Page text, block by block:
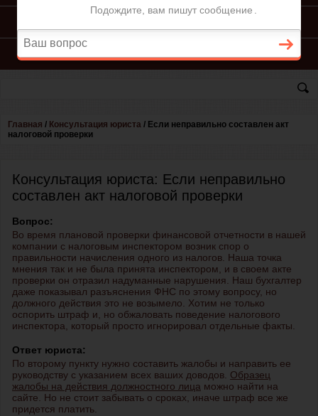
КОНСУЛЬТАЦИЯ ЮРИСТА
Главная / Консультация юриста / Если неправильно составлен акт
налоговой проверки
Консультация юриста: Если неправильно
составлен акт налоговой проверки
Вопрос:
Во время плановой проверки финансовой отчетности в нашей
компании с налоговым инспектором возник спор о
правильности начисления одного из налогов. Наша точка
мнения так и не была принята инспектором, и в своем акте
проверки он отразил надуманные нарушения. Наш бухгалтер
даже показывал разъяснения ФНС по этому вопросу, но
должного действия это не возымело. Хотим не только
оспорить штраф и, но обжаловать поведение налогового
инспектора, который просто игнорировал отдельные факты.
Ответ юриста:
По второму пункту нужно составить жалобы и направить ее
руководству с указанием всех ваших доводов. Образец
жалобы на действия должностного лица можно найти на
сайте. Но не стоит забывать о сроках, иначе штраф все же
придется платить.